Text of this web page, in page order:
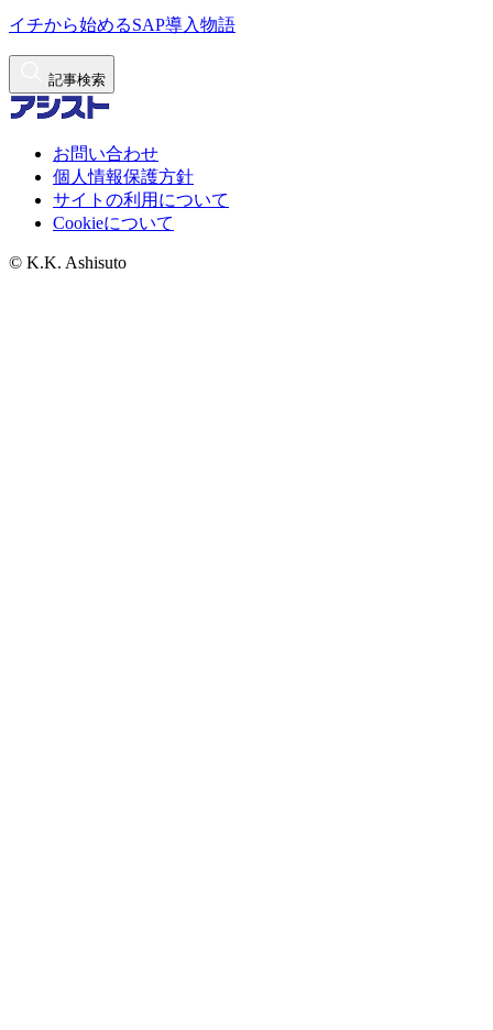
イチから始めるSAP導入物語
記事検索
お問い合わせ
個人情報保護方針
サイトの利用について
Cookieについて
© K.K. Ashisuto